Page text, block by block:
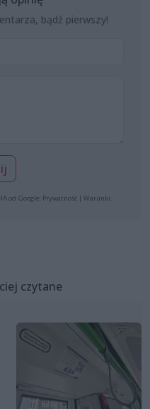
bądź pierwszy!
od Google: Prywatność | Warunki
czytane